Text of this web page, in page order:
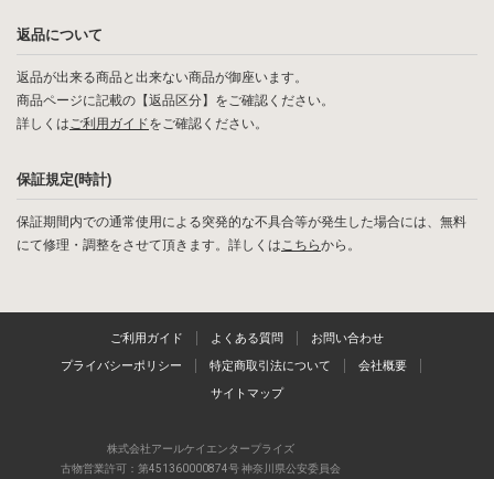
返品について
返品が出来る商品と出来ない商品が御座います。
商品ページに記載の【返品区分】をご確認ください。
詳しくはご利用ガイドをご確認ください。
保証規定(時計)
保証期間内での通常使用による突発的な不具合等が発生した場合には、無料
にて修理・調整をさせて頂きます。詳しくはこちらから。
ご利用ガイド よくある質問 お問い合わせ
プライバシーポリシー 特定商取引法について 会社概要
サイトマップ
株式会社アールケイエンタープライズ
古物営業許可：第451360000874号 神奈川県公安委員会